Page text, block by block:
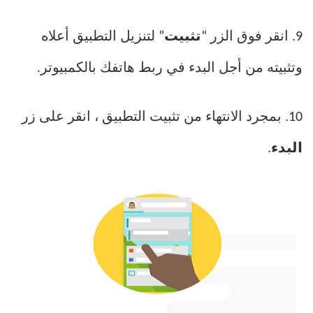
9. انقر فوق الزر “ تثبيت” لتنزيل التطبيق أعلاه
وتثبيته من أجل البدء في ربط هاتفك بالكمبيوتر.
10. بمجرد الانتهاء من تثبيت التطبيق ، انقر على زر
البدء.